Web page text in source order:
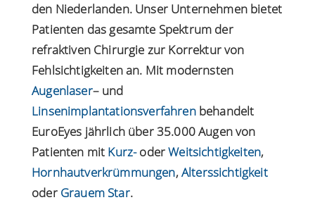
den Niederlanden. Unser Unternehmen bietet
Patienten das gesamte Spektrum der
refraktiven Chirurgie zur Korrektur von
Fehlsichtigkeiten an. Mit modernsten
Augenlaser– und
Linsenimplantationsverfahrenbehandelt
EuroEyes jährlich über 35.000 Augen von
Patienten mit Kurz-oderWeitsichtigkeiten,
Hornhautverkrümmungen,Alterssichtigkeit
oder Grauem Star.